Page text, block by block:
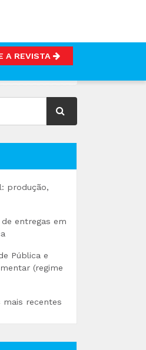
A REVISTA
produção,
entregas em
Pública e
(regime
recentes